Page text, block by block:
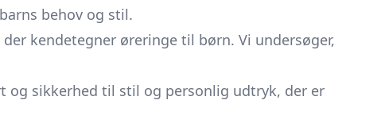
behov og stil.
kendetegner øreringe til børn. Vi undersøger,
sikkerhed til stil og personlig udtryk, der er